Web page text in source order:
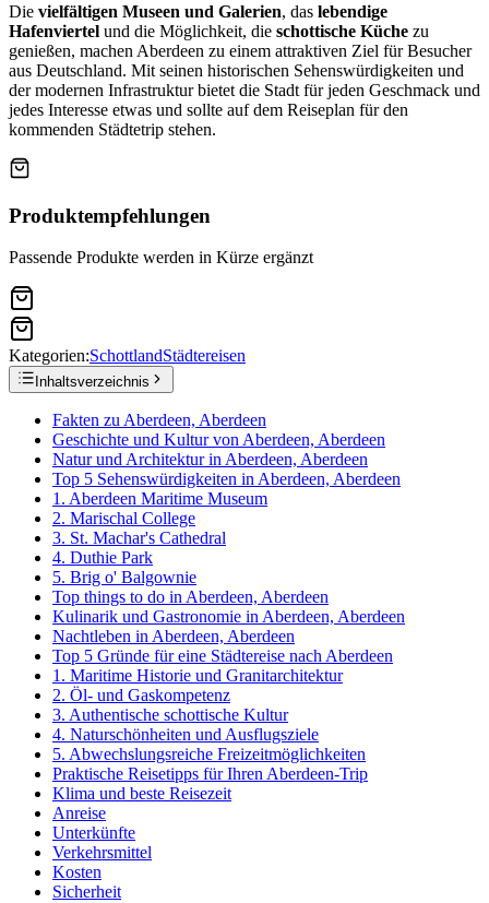
Die vielfältigen Museen und Galerien, das lebendige
Hafenviertel und die Möglichkeit, die schottische Küche zu
genießen, machen Aberdeen zu einem attraktiven Ziel für Besucher
aus Deutschland. Mit seinen historischen Sehenswürdigkeiten und
der modernen Infrastruktur bietet die Stadt für jeden Geschmack und
jedes Interesse etwas und sollte auf dem Reiseplan für den
kommenden Städtetrip stehen.
Produktempfehlungen
Passende Produkte werden in Kürze ergänzt
Kategorien:SchottlandStädtereisen
Inhaltsverzeichnis
Fakten zu Aberdeen, Aberdeen
Geschichte und Kultur von Aberdeen, Aberdeen
Natur und Architektur in Aberdeen, Aberdeen
Top 5 Sehenswürdigkeiten in Aberdeen, Aberdeen
1. Aberdeen Maritime Museum
2. Marischal College
3. St. Machar's Cathedral
4. Duthie Park
5. Brig o' Balgownie
Top things to do in Aberdeen, Aberdeen
Kulinarik und Gastronomie in Aberdeen, Aberdeen
Nachtleben in Aberdeen, Aberdeen
Top 5 Gründe für eine Städtereise nach Aberdeen
1. Maritime Historie und Granitarchitektur
2. Öl- und Gaskompetenz
3. Authentische schottische Kultur
4. Naturschönheiten und Ausflugsziele
5. Abwechslungsreiche Freizeitmöglichkeiten
Praktische Reisetipps für Ihren Aberdeen-Trip
Klima und beste Reisezeit
Anreise
Unterkünfte
Verkehrsmittel
Kosten
Sicherheit